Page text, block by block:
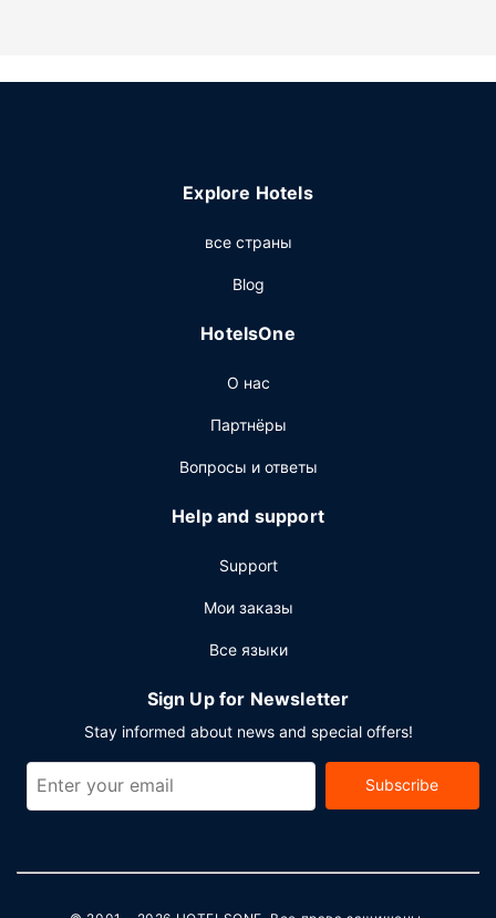
Explore Hotels
все страны
Blog
HotelsOne
О нас
Партнёры
Вопросы и ответы
Help and support
Support
Мои заказы
Все языки
Sign Up for Newsletter
Stay informed about news and special offers!
Subscribe